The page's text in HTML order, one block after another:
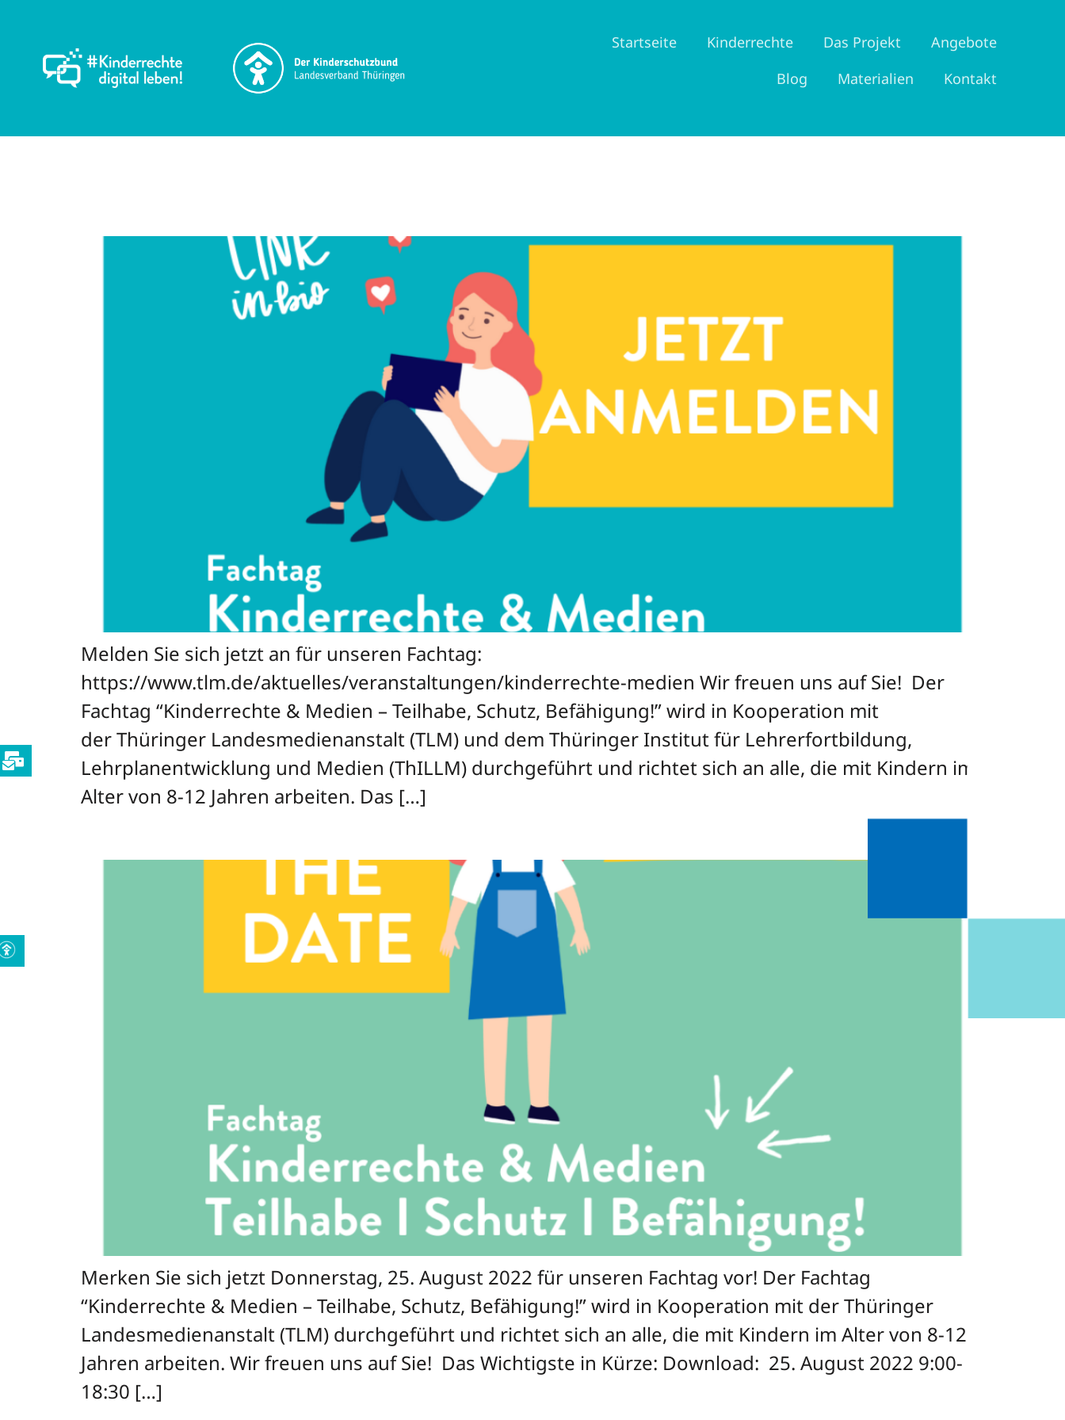
Startseite Kinderrechte Das Projekt
Angebote
Blog
Materialien Kontakt
Melden Sie sich jetzt an für unseren Fachtag:
https://www.tlm.de/aktuelles/veranstaltungen/kinderrechte-medien Wir freuen uns auf Sie! Der
Fachtag “Kinderrechte & Medien – Teilhabe, Schutz, Befähigung!” wird in Kooperation mit
der Thüringer Landesmedienanstalt (TLM) und dem Thüringer Institut für Lehrerfortbildung,
Lehrplanentwicklung und Medien (ThILLM) durchgeführt und richtet sich an alle, die mit Kindern im
Alter von 8-12 Jahren arbeiten. Das […]
Merken Sie sich jetzt Donnerstag, 25. August 2022 für unseren Fachtag vor! Der Fachtag
“Kinderrechte & Medien – Teilhabe, Schutz, Befähigung!” wird in Kooperation mit der Thüringer
Landesmedienanstalt (TLM) durchgeführt und richtet sich an alle, die mit Kindern im Alter von 8-12
Jahren arbeiten. Wir freuen uns auf Sie! Das Wichtigste in Kürze: Download: 25. August 2022 9:00-
18:30 […]